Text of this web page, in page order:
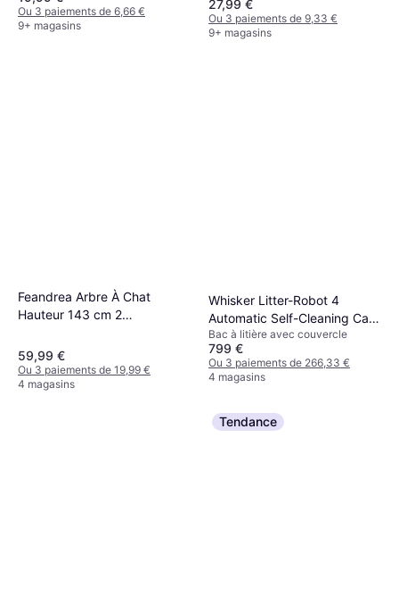
Ou 3 paiements de 6,66 €
9+ magasins
27,99 €
Ou 3 paiements de 9,33 €
9+ magasins
Feandrea Arbre À Chat
Hauteur 143 cm 2
2 Pompons
59,99 €
Ou 3 paiements de 19,99 €
4 magasins
Whisker Litter-Robot 4
Automatic Self-Cleaning Cat
Litter Box - Black
Bac à litière avec couvercle
799 €
Ou 3 paiements de 266,33 €
4 magasins
Tendance